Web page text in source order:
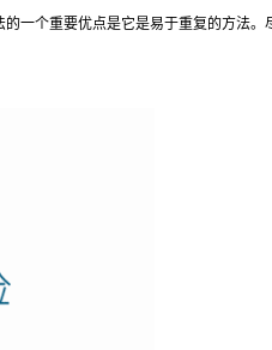
一个重要优点是它是易于重复的方法。